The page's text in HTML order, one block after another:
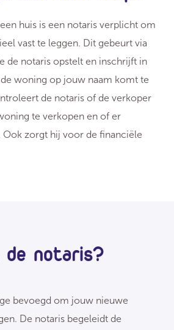
huis is een notaris verplicht om
vast te leggen. Dit gebeurt via
de notaris opstelt en inschrijft in
de woning op jouw naam komt te
de notaris of de verkoper
te verkopen en of er
Ook zorgt hij voor de financiële
notaris?
bevoegd om jouw nieuwe
De notaris begeleidt de